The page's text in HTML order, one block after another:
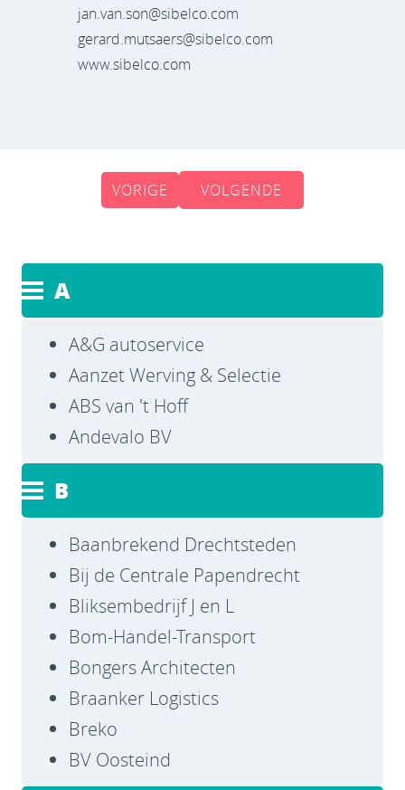
jan.van.son@sibelco.com
gerard.mutsaers@sibelco.com
www.sibelco.com
VORIGE VOLGENDE
A
A&G autoservice
Aanzet Werving & Selectie
ABS van 't Hoff
Andevalo BV
B
Baanbrekend Drechtsteden
Bij de Centrale Papendrecht
Bliksembedrijf J en L
Bom-Handel-Transport
Bongers Architecten
Braanker Logistics
Breko
BV Oosteind